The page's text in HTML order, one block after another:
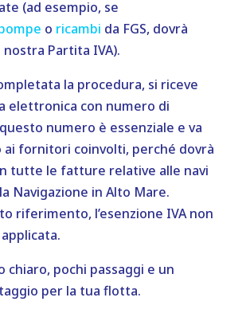
(ad esempio, se
o ricambi da FGS, dovrà
Partita IVA).
la procedura, si riceve
elettronica con numero di
numero è essenziale e va
ai fornitori coinvolti, perché dovrà
tutte le fatture relative alle navi
Navigazione in Alto Mare.
riferimento, l’esenzione IVA non
chiaro, pochi passaggi e un
per la tua flotta.